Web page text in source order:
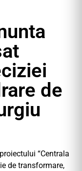
de
“Centrala
de transformare,